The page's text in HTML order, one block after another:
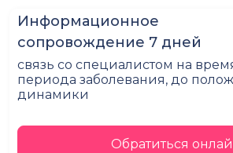
Информационное
сопровождение 7 дней
связь со специалистом на
периода заболевания, до
динамики
Обратиться